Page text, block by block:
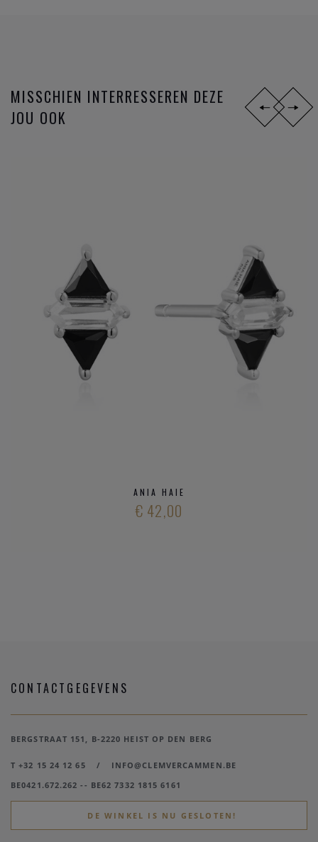
MISSCHIEN INTERRESSEREN DEZE
JOU OOK
ANIA HAIE
€ 42,00
CONTACTGEGEVENS
BERGSTRAAT 151, B-2220 HEIST OP DEN BERG
T +32 15 24 12 65 /
INFO@CLEMVERCAMMEN.BE
BE0421.672.262 -- BE62 7332 1815 6161
DE WINKEL IS NU GESLOTEN!